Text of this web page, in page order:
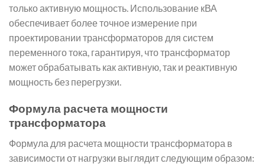
только активную мощность. Использование кВА
обеспечивает более точное измерение при
проектировании трансформаторов для систем
переменного тока, гарантируя, что трансформатор
может обрабатывать как активную, так и реактивную
мощность без перегрузки.
Формула расчета мощности
трансформатора
Формула для расчета мощности трансформатора в
зависимости от нагрузки выглядит следующим образом: